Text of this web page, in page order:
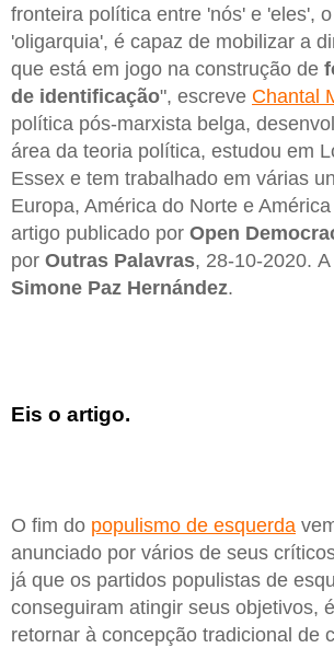
fronteira política entre 'nós' e 'eles',
'oligarquia', é capaz de mobilizar a
que está em jogo na construção de
de identificação", escreve Chantal
política pós-marxista belga,
área da teoria política, estudou em
Essex e tem trabalhado em várias
Europa, América do Norte e
artigo publicado por Open
por Outras Palavras, 28-10-2020.
Simone Paz Hernández.
Eis o artigo.
O fim do populismo de esquerda
anunciado por vários de seus
já que os partidos populistas de
conseguiram atingir seus objetivos,
retornar à concepção tradicional de